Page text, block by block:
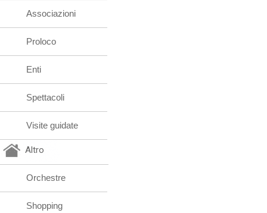
Associazioni
Proloco
Enti
Spettacoli
Visite guidate
Altro
Orchestre
Shopping